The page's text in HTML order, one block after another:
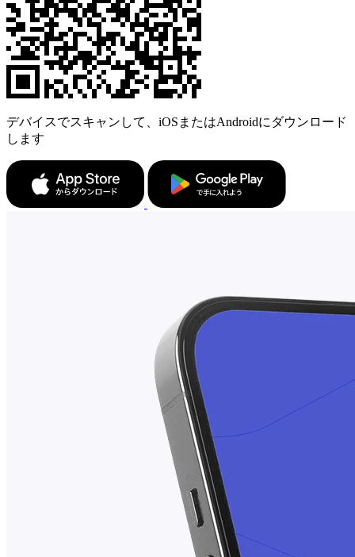
デバイスでスキャンして、iOSまたはAndroidにダウンロード
します